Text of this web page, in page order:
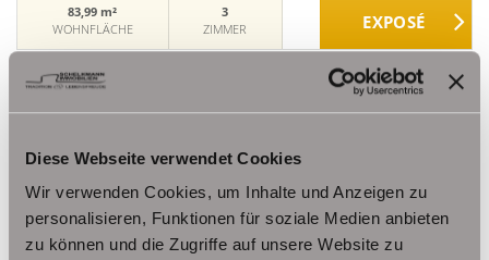
Diese Webseite verwendet Cookies
Wir verwenden Cookies, um Inhalte und Anzeigen zu
personalisieren, Funktionen für soziale Medien anbieten
zu können und die Zugriffe auf unsere Website zu
83,99 m²
WOHNFLÄCHE
3
ZIMMER
260,- € VERMIETET